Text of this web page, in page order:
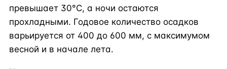
превышает 30°C, а ночи остаются
прохладными. Годовое количество осадков
варьируется от 400 до 600 мм, с максимумом
весной и в начале лета.